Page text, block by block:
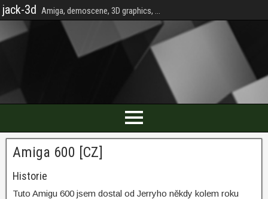
jack-3d Amiga, demoscene, 3D graphics, ...
Amiga 600 [CZ]
Historie
Tuto Amigu 600 jsem dostal od Jerryho někdy kolem roku